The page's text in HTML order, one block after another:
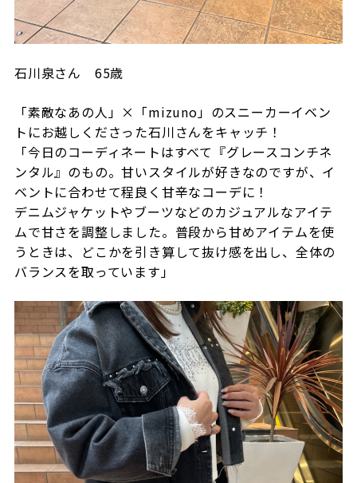
石川泉さん 65歳
「素敵なあの人」×「mizuno 」のスニーカーイベン
トにお越しくださった石川さんをキャッチ！
「今日のコーディネートはすべて『グレースコンチネ
ンタル』のもの。甘いスタイルが好きなのですが、イ
ベントに合わせて程良く甘辛なコーデに！
デニムジャケットやブーツなどのカジュアルなアイテ
ムで甘さを調整しました。普段から甘めアイテムを使
うときは、どこかを引き算して抜け感を出し、全体の
バランスを取っています」